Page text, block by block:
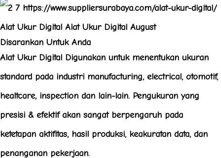
Disarankan Untuk Anda
Alat Ukur Digital Digunakan untuk menentukan ukuran
standard pada industri manufacturing, electrical, otomotif,
healtcare, inspection dan lain-lain. Pengukuran yang
presisi & efektif akan sangat berpengaruh pada
ketetapan aktifitas, hasil produksi, keakuratan data, dan
penanganan pekerjaan.